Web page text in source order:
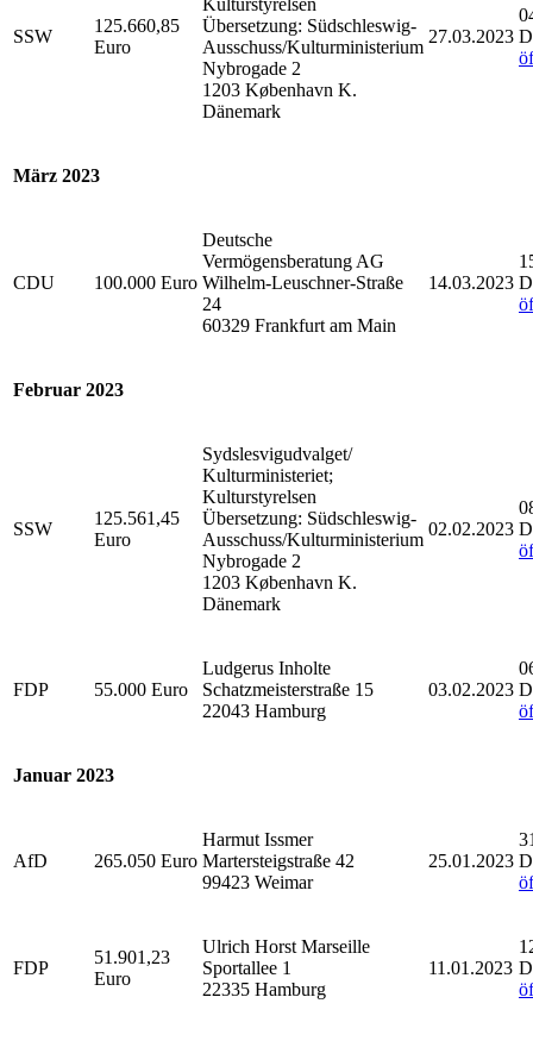
SSW
125.660,85
Euro
Übersetzung: Südschleswig-
Ausschuss/Kulturministerium
Nybrogade 2
1203 København K.
Dänemark
27.03.2023
März 2023
CDU 100.000 Euro
Deutsche
Vermögensberatung AG
Wilhelm-Leuschner-Straße
24
60329 Frankfurt am Main
14.03.2023
Februar 2023
SSW
125.561,45
Euro
Sydslesvigudvalget/
Kulturministeriet;
Kulturstyrelsen
Übersetzung: Südschleswig-
Ausschuss/Kulturministerium
Nybrogade 2
1203 København K.
Dänemark
02.02.2023
FDP 55.000 Euro
Ludgerus Inholte
Schatzmeisterstraße 15
22043 Hamburg
03.02.2023
Januar 2023
AfD 265.050 Euro
Harmut Issmer
Martersteigstraße 42
99423 Weimar
25.01.2023
FDP
51.901,23
Euro
Ulrich Horst Marseille
Sportallee 1
22335 Hamburg
11.01.2023